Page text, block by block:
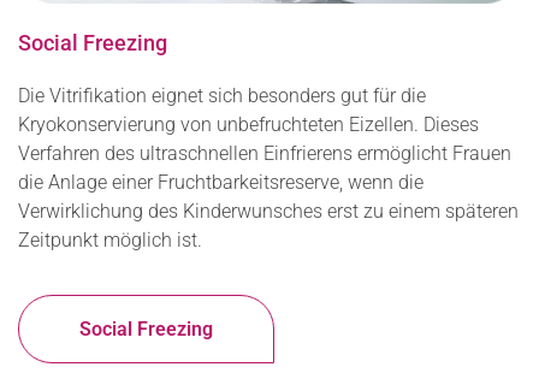
Social Freezing
Die Vitrifikation eignet sich besonders gut für die
Kryokonservierung von unbefruchteten Eizellen. Dieses
Verfahren des ultraschnellen Einfrierens ermöglicht Frauen
die Anlage einer Fruchtbarkeitsreserve, wenn die
Verwirklichung des Kinderwunsches erst zu einem späteren
Zeitpunkt möglich ist.
Social Freezing